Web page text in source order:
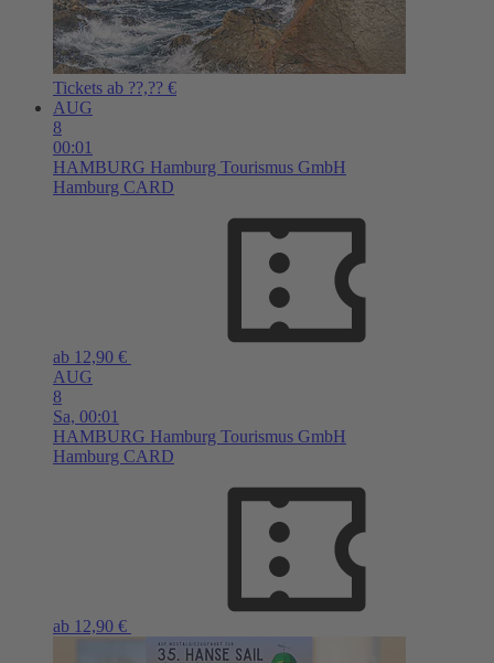
Tickets ab ??,?? €
AUG
8
00:01
HAMBURG Hamburg Tourismus GmbH
Hamburg CARD
ab 12,90 €
AUG
8
Sa, 00:01
HAMBURG Hamburg Tourismus GmbH
Hamburg CARD
ab 12,90 €